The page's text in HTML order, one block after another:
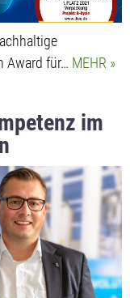
Award für… MEHR
im